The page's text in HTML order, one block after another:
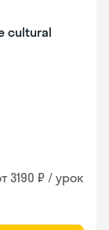
cultural
3190 ₽ / урок